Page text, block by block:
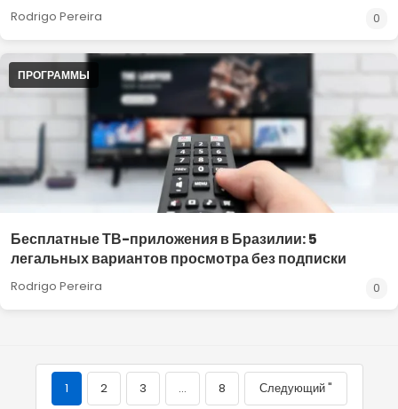
Rodrigo Pereira 0
ПРОГРАММЫ
Бесплатные ТВ-приложения в Бразилии: 5
легальных вариантов просмотра без подписки
Rodrigo Pereira 0
1 2 3 … 8 Следующий "